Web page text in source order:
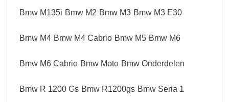
Bmw M135i Bmw M2 Bmw M3 Bmw M3 E30
Bmw M4 Bmw M4 Cabrio Bmw M5 Bmw M6
Bmw M6 Cabrio Bmw Moto Bmw Onderdelen
Bmw R 1200 Gs Bmw R1200gs Bmw Seria 1